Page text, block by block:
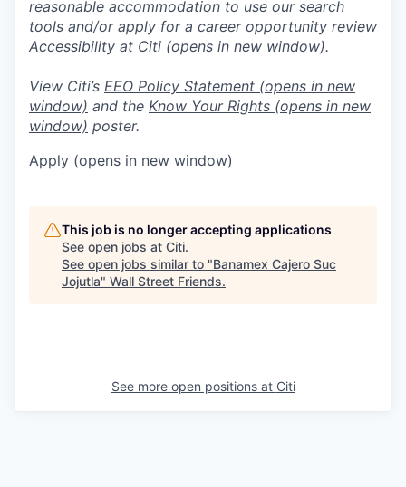
reasonable accommodation to use our search
tools and/or apply for a career opportunity review
Accessibility at Citi (opens in new window).
View Citi’s EEO Policy Statement (opens in new
window) and the Know Your Rights (opens in new
window) poster.
Apply (opens in new window)
This job is no longer accepting applications
See open jobs at Citi.
See open jobs similar to "Banamex Cajero Suc
Jojutla" Wall Street Friends.
See more open positions at Citi